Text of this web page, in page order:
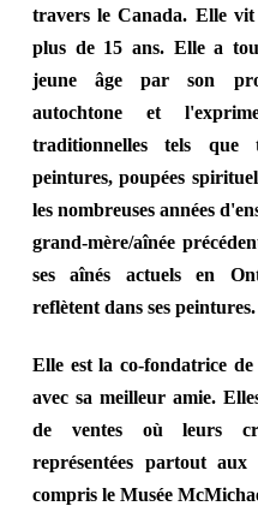
travers le Canada. Elle
plus de 15 ans. Elle a
jeune âge par son
autochtone et
traditionnelles tels
peintures, poupées
les nombreuses années
grand-mère/aînée
ses aînés actuels en
reflètent dans ses peintures.
Elle est la co-fondatrice
avec sa meilleur amie.
de ventes où leurs
représentées partout
compris le Musée